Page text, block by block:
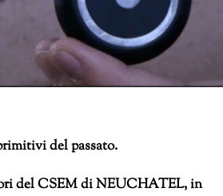
del passato.
del CSEM di NEUCHATEL, in